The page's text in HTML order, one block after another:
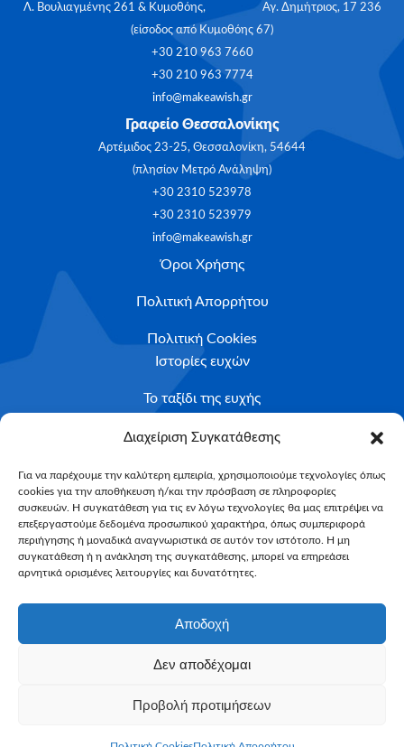
Διαχείριση Συγκατάθεσης
Για να παρέχουμε την καλύτερη εμπειρία, χρησιμοποιούμε τεχνολογίες όπως
cookies για την αποθήκευση ή/και την πρόσβαση σε πληροφορίες
συσκευών. Η συγκατάθεση για τις εν λόγω τεχνολογίες θα μας επιτρέψει να
επεξεργαστούμε δεδομένα προσωπικού χαρακτήρα, όπως συμπεριφορά
περιήγησης ή μοναδικά αναγνωριστικά σε αυτόν τον ιστότοπο. Η μη
συγκατάθεση ή η ανάκληση της συγκατάθεσης, μπορεί να επηρεάσει
αρνητικά ορισμένες λειτουργίες και δυνατότητες.
Αποδοχή
Δεν αποδέχομαι
Προβολή προτιμήσεων
Λ. Βουλιαγμένης 261 & Κυμοθόης, Αγ. Δημήτριος, 17 236
(είσοδος από Κυμοθόης 67)
+30 210 963 7660
+30 210 963 7774
info@makeawish.gr
Γραφείο Θεσσαλονίκης
Αρτέμιδος 23-25, Θεσσαλονίκη, 54644
(πλησίον Μετρό Ανάληψη)
+30 2310 523978
+30 2310 523979
info@makeawish.gr
Όροι Χρήσης
Πολιτική Απορρήτου
Πολιτική Cookies
Ιστορίες ευχών
Το ταξίδι της ευχής
Κριτήρια Καταλληλότητας
Υποβολή Αιτήματος
NEWSLETTER
Email*
All Rights Reserved